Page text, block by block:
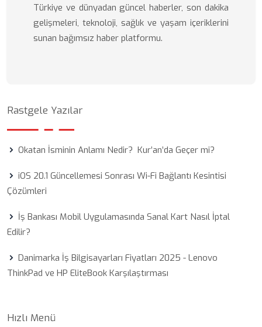
Türkiye ve dünyadan güncel haberler, son dakika
gelişmeleri, teknoloji, sağlık ve yaşam içeriklerini
sunan bağımsız haber platformu.
Rastgele Yazılar
Okatan İsminin Anlamı Nedir? Kur’an’da Geçer mi?
iOS 20.1 Güncellemesi Sonrası Wi-Fi Bağlantı Kesintisi
Çözümleri
İş Bankası Mobil Uygulamasında Sanal Kart Nasıl İptal
Edilir?
Danimarka İş Bilgisayarları Fiyatları 2025 - Lenovo
ThinkPad ve HP EliteBook Karşılaştırması
Hızlı Menü